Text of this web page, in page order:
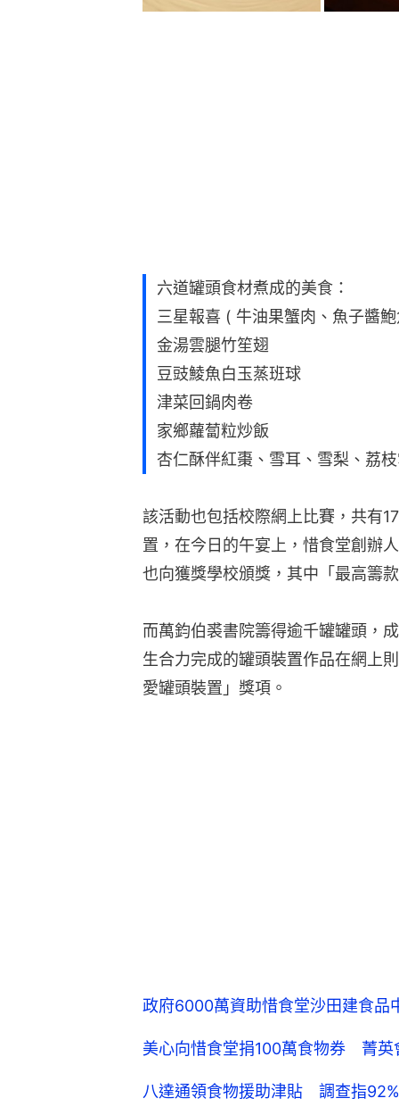
六道罐頭食材煮成的美食：
三星報喜 ( 牛油果蟹肉、魚子醬
金湯雲腿竹笙翅
豆豉鯪魚白玉蒸班球
津菜回鍋肉卷
家鄉蘿蔔粒炒飯
杏仁酥伴紅棗、雪耳、雪梨、荔
該活動也包括校際網上比賽，共有
置，在今日的午宴上，惜食堂創辦
也向獲獎學校頒獎，其中「最高籌
而萬鈞伯裘書院籌得逾千罐罐頭，
生合力完成的罐頭裝置作品在網上
愛罐頭裝置」獎項。
政府6000萬資助惜食堂沙田建食
美心向惜食堂捐100萬食物券 菁英
八達通領食物援助津貼 調查指